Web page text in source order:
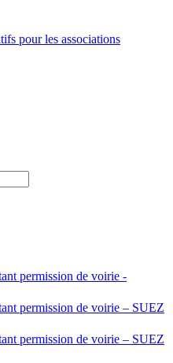
pour les associations
permission de voirie -
permission de voirie – SUEZ
permission de voirie – SUEZ